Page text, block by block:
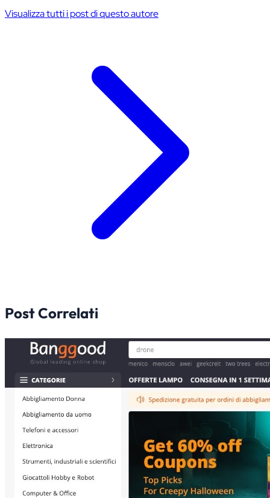
Visualizza tutti i post di questo autore
Post Correlati